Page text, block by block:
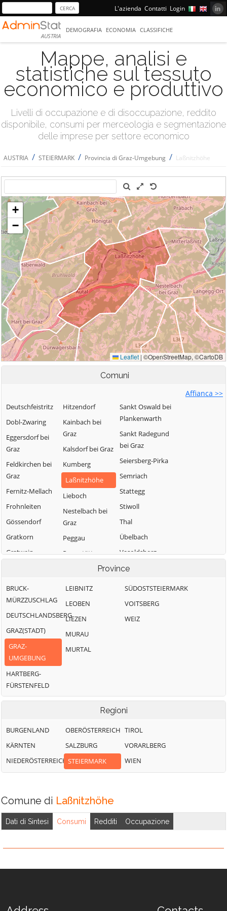
L'azienda Contatti Login
AUSTRIA
DEMOGRAFIA ECONOMIA CLASSIFICHE
Mappe, analisi e
statistiche sul tessuto
economico e produttivo
Livelli di occupazione e di disoccupazione, reddito
disponibile, consumi per merceologia e segmentazione
delle imprese per settore economico
AUSTRIA / STEIERMARK / Provincia di Graz-Umgebung / Laßnitzhöhe
Comuni
Affianca >>
Deutschfeistritz
Dobl-Zwaring
Eggersdorf bei
Graz
Feldkirchen bei
Graz
Fernitz-Mellach
Frohnleiten
Gössendorf
Gratkorn
Gratwein-
Hitzendorf
Kainbach bei
Graz
Kalsdorf bei Graz
Kumberg
Laßnitzhöhe
Lieboch
Nestelbach bei
Graz
Peggau
Premstätten
Raaba-Grambach
Graz
Sankt Oswald bei
Plankenwarth
Sankt Radegund
bei Graz
Seiersberg-Pirka
Semriach
Stattegg
Stiwoll
Thal
Übelbach
Vasoldsberg
Weinitzen
Province
BRUCK-
MÜRZZUSCHLAG
DEUTSCHLANDSBERG
GRAZ(STADT)
GRAZ-
UMGEBUNG
HARTBERG-
FÜRSTENFELD
LEIBNITZ
LEOBEN
LIEZEN
MURAU
MURTAL
SÜDOSTSTEIERMARK
VOITSBERG
WEIZ
Regioni
BURGENLAND
KÄRNTEN
NIEDERÖSTERREICH
OBERÖSTERREICH
SALZBURG
STEIERMARK
TIROL
VORARLBERG
WIEN
Comune di Laßnitzhöhe
Dati di Sintesi Consumi Redditi Occupazione